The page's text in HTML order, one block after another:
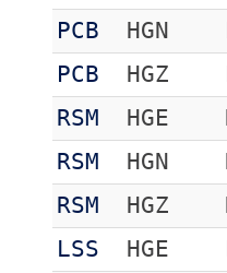
PCB
HGN
PCB
HGZ
RSM
HGE
RSM
HGN
RSM
HGZ
LSS
HGE